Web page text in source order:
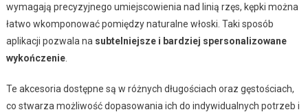
wymagają precyzyjnego umiejscowienia nad linią rzęs, kępki można
łatwo wkomponować pomiędzy naturalne włoski. Taki sposób
aplikacji pozwala na subtelniejsze i bardziej spersonalizowane
wykończenie.
Te akcesoria dostępne są w różnych długościach oraz gęstościach,
co stwarza możliwość dopasowania ich do indywidualnych potrzeb i